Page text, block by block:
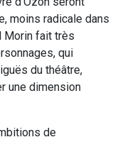
moins radicale dans
Morin fait très
qui
du théâtre,
une dimension
de